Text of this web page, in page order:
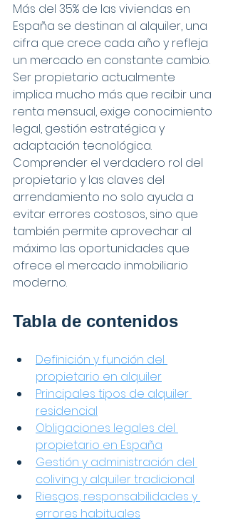
Más del 35% de las viviendas en
España se destinan al alquiler, una
cifra que crece cada año y refleja
un mercado en constante cambio.
Ser propietario actualmente
implica mucho más que recibir una
renta mensual, exige conocimiento
legal, gestión estratégica y
adaptación tecnológica.
Comprender el verdadero rol del
propietario y las claves del
arrendamiento no solo ayuda a
evitar errores costosos, sino que
también permite aprovechar al
máximo las oportunidades que
ofrece el mercado inmobiliario
moderno.
Tabla de contenidos
Definición y función del
propietario en alquiler
Principales tipos de alquiler
residencial
Obligaciones legales del
propietario en España
Gestión y administración del
coliving y alquiler tradicional
Riesgos, responsabilidades y
errores habituales